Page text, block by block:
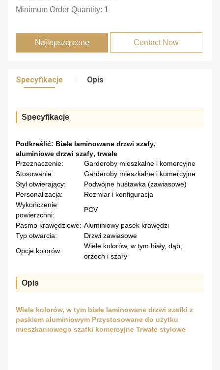
Minimum Order Quantity: 1
Najlepszą cenę Contact Now
Specyfikacje Opis
Specyfikacje
Podkreślić: Białe laminowane drzwi szafy,
aluminiowe drzwi szafy, trwałe
Przeznaczenie:
Garderoby mieszkalne i komercyjne
Stosowanie:
Garderoby mieszkalne i komercyjne
Styl otwierający:
Podwójne huśtawka (zawiasowe)
Personalizacja:
Rozmiar i konfiguracja
Wykończenie
powierzchni:
PCV
Pasmo krawędziowe: Aluminiowy pasek krawędzi
Typ otwarcia:
Drzwi zawiasowe
Opcje kolorów:
Wiele kolorów, w tym biały, dąb,
orzech i szary
Opis
Wiele kolorów, w tym białe laminowane drzwi szafki z
paskiem aluminiowym Przystosowane do użytku
mieszkaniowego szafki komercyjne Trwałe stylowe